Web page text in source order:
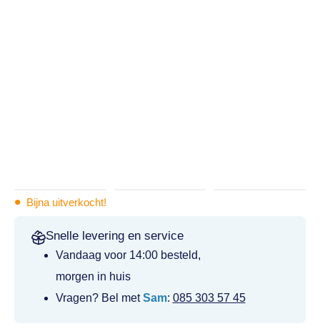
• Bijna uitverkocht!
Snelle levering en service
Vandaag voor 14:00 besteld,
morgen in huis
Vragen? Bel metSam: 085 303 57 45